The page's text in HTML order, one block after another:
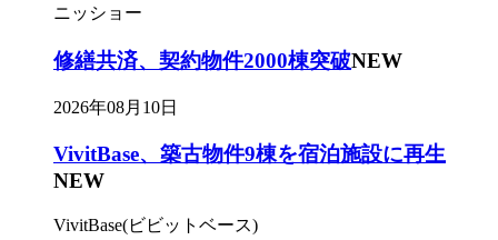
ニッショー
修繕共済、契約物件2000棟突破NEW
2026年08月10日
VivitBase、築古物件9棟を宿泊施設に再生
NEW
VivitBase(ビビットベース)